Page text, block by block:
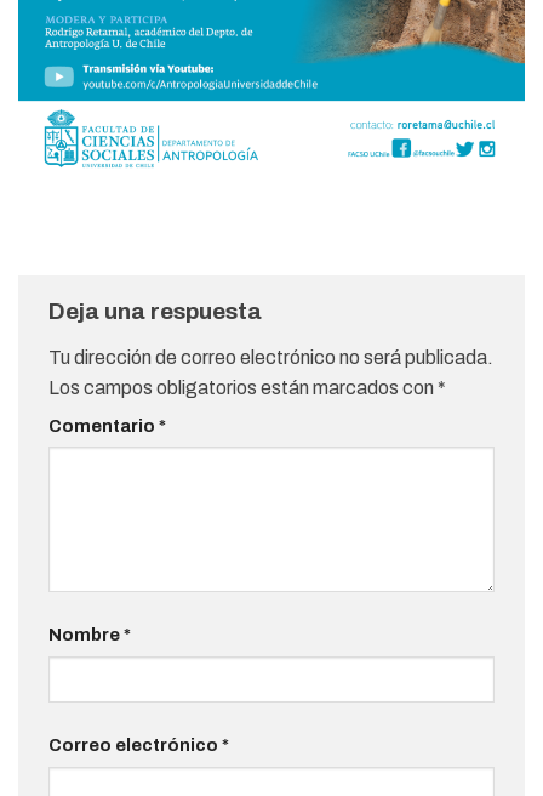
Deja una respuesta
Tu dirección de correo electrónico no será publicada.
Los campos obligatorios están marcados con *
Comentario *
Nombre*
Correo electrónico *